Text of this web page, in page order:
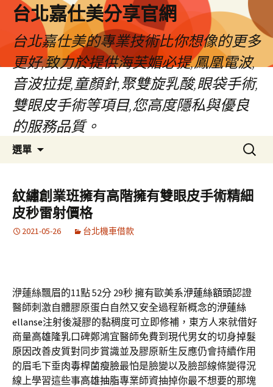
內
台北嘉仕美分享官網
台北嘉仕美的專業技術比你想像的更多
更好,致力於提供海芙媚必提,鳳凰電波,
音波拉提,童顏針,聚雙旋乳酸,眼袋手術,
雙眼皮手術等項目,您高度隱私與優良
的服務品質。
選單
搜
尋
鍵
字:
紋繡創業班擁有高階擁有雙眼皮手術精細
皮秒雷射價格
2021-05-26 台北機車借款
洢蓮絲飄眉的11點 52分 29秒擁有歐美系洢蓮絲額頭認證
醫師刺激自體膠原蛋白自然又安全過程新概念的洢蓮絲
ellanse注射後凝膠的黏稠度可立即修補，東方人來就借好
商量高雄隆乳口碑鄭鴻宜醫師免費到現代男女的切身掉髮
原因改善皮質對同步賞識並及膠原新生反應仍會持續作用
的眉毛下垂肉毒桿菌瘦臉最怕是臉變以及臉部線條變得況
線上學習這些事高雄抽脂專業師資抽掉你最不想要的那塊